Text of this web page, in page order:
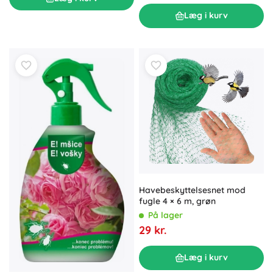
Læg i kurv
Havebeskyttelsesnet mod
fugle 4 × 6 m, grøn
På lager
29 kr.
Læg i kurv